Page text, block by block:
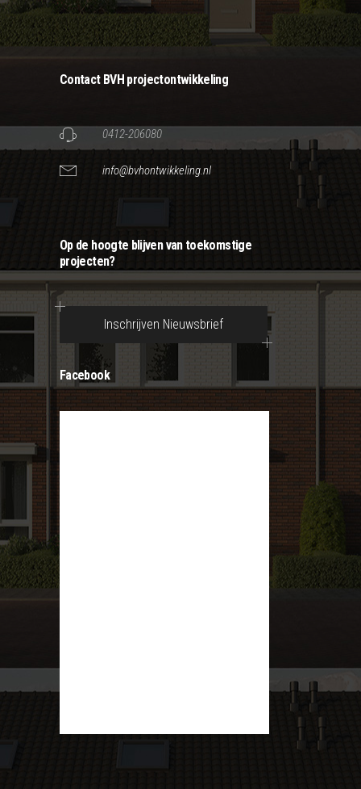
Contact BVH projectontwikkeling
0412-206080
info@bvhontwikkeling.nl
Op de hoogte blijven van toekomstige
projecten?
Inschrijven Nieuwsbrief
Facebook